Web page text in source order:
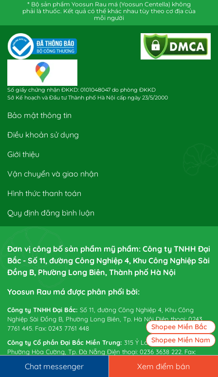
* Bộ sản phẩm Yoosun Rau má (Yoosun Centella) không
phải là thuốc. Kết quả có thể khác nhau tùy theo cơ địa của
mỗi người
Số giấy chứng nhận ĐKKD: 0101048047 do phòng ĐKKD
Sở Kế hoạch và Đầu tư Thành phố Hà Nội cấp ngày 23/5/2000
Bảo mật thông tin
Điều khoản sử dụng
Giới thiệu
Vận chuyển và giao nhận
Hình thức thanh toán
Quy định đăng bình luận
Đơn vị công bố sản phẩm mỹ phẩm: Công ty TNHH Đại
Bắc - Số 11, đường Công Nghiệp 4, Khu Công Nghiệp Sài
Đồng B, Phường Long Biên, Thành phố Hà Nội
Yoosun Rau má được phân phối bởi:
Công ty TNHH Đại Bắc: Số 11, đường Công Nghiệp 4, Khu Công
Nghiệp Sài Đồng B, Phường Long Biên, Tp. Hà Nội Điện thoại: 0243
7761 445. Fax: 0243 7761 448
Công ty Cổ phần Đại Bắc Miền Trung: 315 Ỷ Lan Nguyên Phi,
Phường Hòa Cường, Tp. Đà Nẵng Điện thoại: 0236 3638 222. Fax:
Chat messenger Xem điểm bán
Shopee Miền Bắc
Shopee Miền Nam